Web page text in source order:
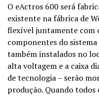
O eActros 600 será
existente na fábrica de
flexível juntamente com
componentes do
também instalados no
alta voltagem e a caixa
de tecnologia – serão
produção. Quando